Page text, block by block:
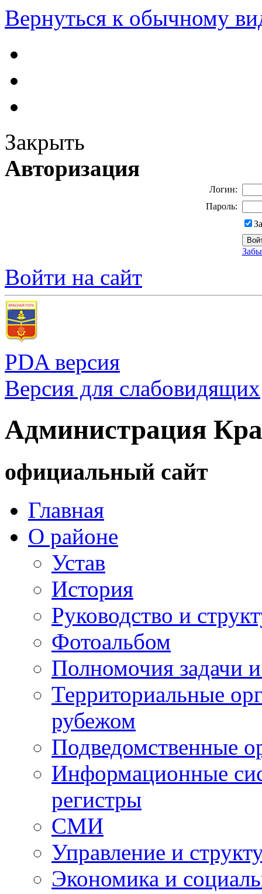
Вернуться к обычному
Закрыть
Авторизация
Логин:
Пароль:
Войти на сайт
PDA версия
Версия для слабовидящих
Администрация
официальный сайт
Главная
О районе
Устав
История
Руководство и
Фотоальбом
Полномочия задачи
Территориальные
рубежом
Подведомственные
Информационные
регистры
СМИ
Управление и
Экономика и